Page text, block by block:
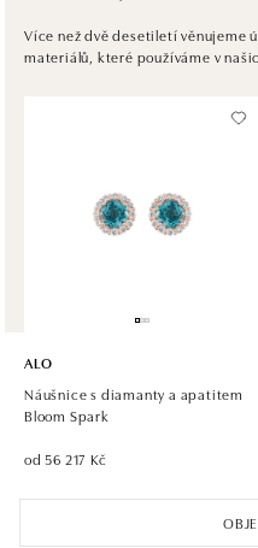
ALO diamonds
Chlumecká 765/6, 198 19
dnes otevřeno do 21:00
ALO diamonds,
Roztylská 2321/19, 148 00
tel.: +420 773 585 559, +420
ALO diamonds
otevřeno v Pondělí od
Einsteinova 18, 851 01
Více než dvě desetiletí věnujeme
materiálů, které používáme v
ALO
Náušnice s diamanty a apatitem
Bloom Spark
od 56 217 Kč